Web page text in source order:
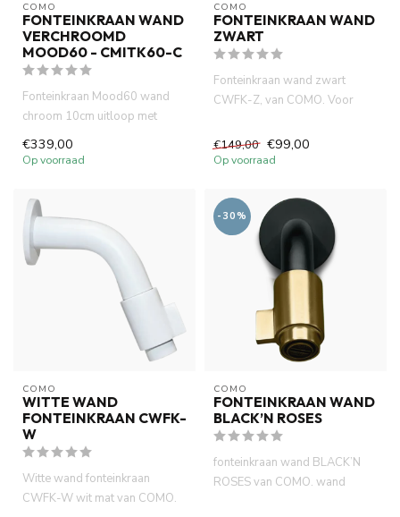
COMO
FONTEINKRAAN WAND
VERCHROOMD
MOOD60 - CMITK60-C
Fonteinkraan Mood60 wand
chroom 10cm uitloop met
inbouwdeel wastafel is
gemaakt ...
€339,00
Op voorraad
COMO
FONTEINKRAAN WAND
ZWART
Fonteinkraan wand zwart
CWFK-Z, van COMO. Voor
levensduur ne...
€149,00 €99,00
Op voorraad
COMO
WITTE WAND
FONTEINKRAAN CWFK-
W
Witte wand fonteinkraan
CWFK-W wit mat van COMO.
-30%
COMO
FONTEINKRAAN WAND
BLACK’N ROSES
fonteinkraan wand BLACK’N
ROSES van COMO. wand